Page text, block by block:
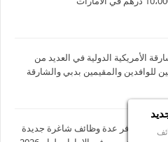
الأمريكية الدولية في العديد من
للوافدين والمقيمين بدبي والشارقة
عن توفر عدة وظائف شاغرة جديدة